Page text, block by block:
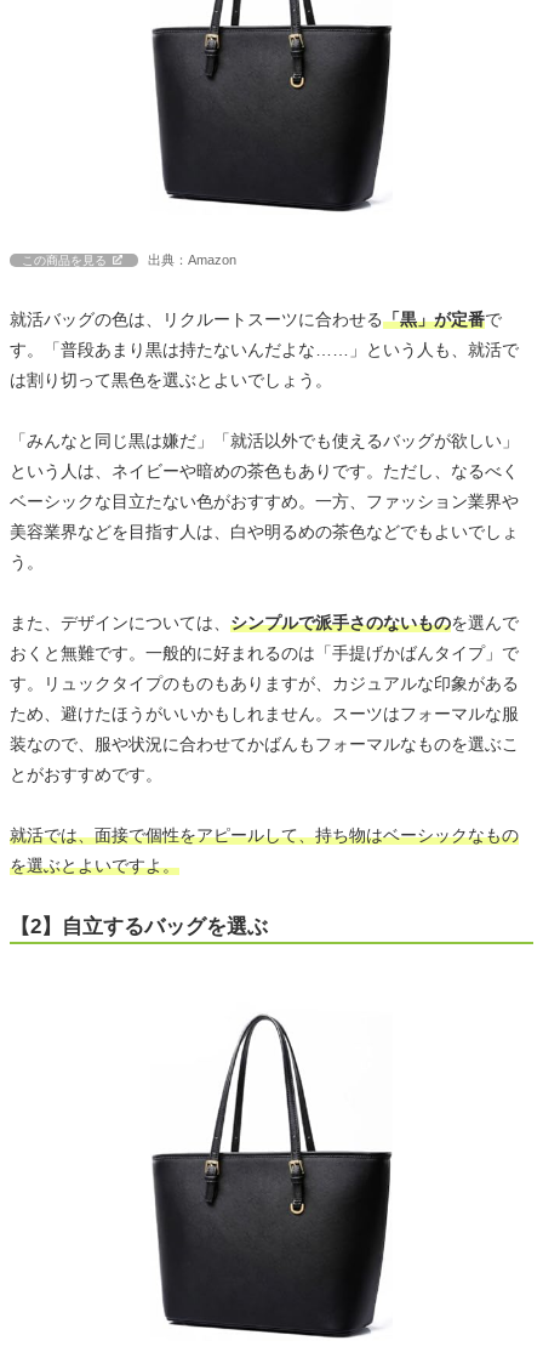
この商品を見る 出典：Amazon
就活バッグの色は、リクルートスーツに合わせる「黒」が定番で
す。「普段あまり黒は持たないんだよな……」という人も、就活で
は割り切って黒色を選ぶとよいでしょう。
「みんなと同じ黒は嫌だ」「就活以外でも使えるバッグが欲しい」
という人は、ネイビーや暗めの茶色もありです。ただし、なるべく
ベーシックな目立たない色がおすすめ。一方、ファッション業界や
美容業界などを目指す人は、白や明るめの茶色などでもよいでしょ
う。
また、デザインについては、 シンプルで派手さのないものを選んで
おくと無難です。一般的に好まれるのは「手提げかばんタイプ」で
す。リュックタイプのものもありますが、カジュアルな印象がある
ため、避けたほうがいいかもしれません。スーツはフォーマルな服
装なので、服や状況に合わせてかばんもフォーマルなものを選ぶこ
とがおすすめです。
就活では、面接で個性をアピールして、持ち物はベーシックなもの
を選ぶとよいですよ。
【2】自立するバッグを選ぶ